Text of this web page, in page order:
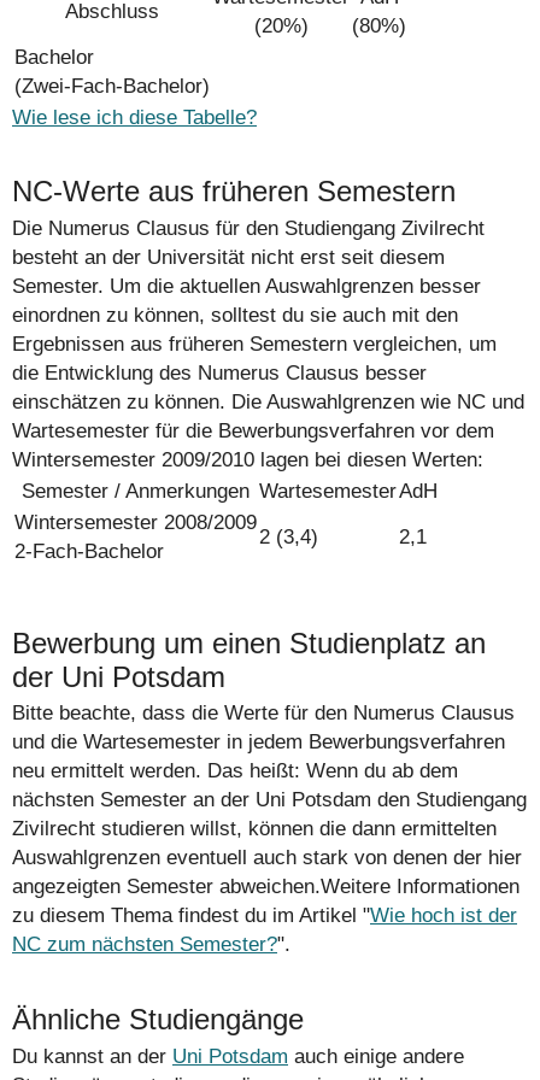
Abschluss
(20%)
(80%)
Bachelor
(Zwei-Fach-Bachelor)
Wie lese ich diese Tabelle?
NC-Werte aus früheren Semestern
Die Numerus Clausus für den Studiengang Zivilrecht
besteht an der Universität nicht erst seit diesem
Semester. Um die aktuellen Auswahlgrenzen besser
einordnen zu können, solltest du sie auch mit den
Ergebnissen aus früheren Semestern vergleichen, um
die Entwicklung des Numerus Clausus besser
einschätzen zu können. Die Auswahlgrenzen wie NC und
Wartesemester für die Bewerbungsverfahren vor dem
Wintersemester 2009/2010 lagen bei diesen Werten:
Semester / Anmerkungen Warte­semesterAdH
Wintersemester 2008/2009
2-Fach-Bachelor
2 (3,4) 2,1
Bewerbung um einen Studienplatz an
der Uni Potsdam
Bitte beachte, dass die Werte für den Numerus Clausus
und die Wartesemester in jedem Bewerbungsverfahren
neu ermittelt werden. Das heißt: Wenn du ab dem
nächsten Semester an der Uni Potsdam den Studiengang
Zivilrecht studieren willst, können die dann ermittelten
Auswahlgrenzen eventuell auch stark von denen der hier
angezeigten Semester abweichen.Weitere Informationen
zu diesem Thema findest du im Artikel "Wie hoch ist der
NC zum nächsten Semester?".
Ähnliche Studiengänge
Du kannst an der Uni Potsdam auch einige andere